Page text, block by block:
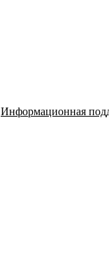
Информационная